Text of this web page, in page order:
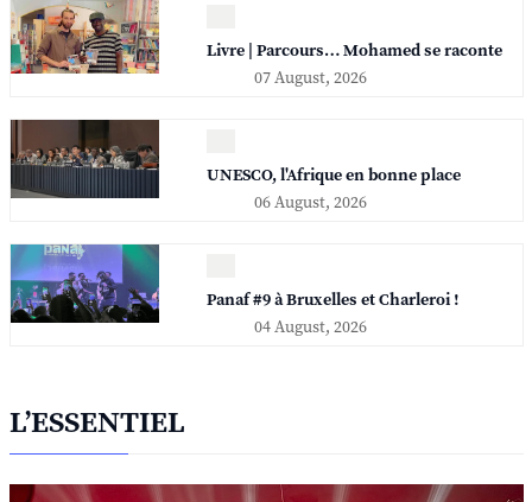
Livre | Parcours… Mohamed se raconte
07 August, 2026
UNESCO, l'Afrique en bonne place
06 August, 2026
Panaf #9 à Bruxelles et Charleroi !
04 August, 2026
L’ESSENTIEL